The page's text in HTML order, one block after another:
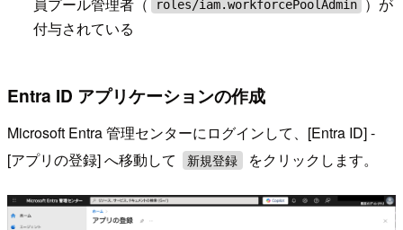
roles/iam.workforcePoolAdmin
付与されている
Entra ID アプリケーションの作成
Microsoft Entra 管理センターにログインして、[Entra ID] -
[アプリの登録] へ移動して
新規登録 をクリックします。